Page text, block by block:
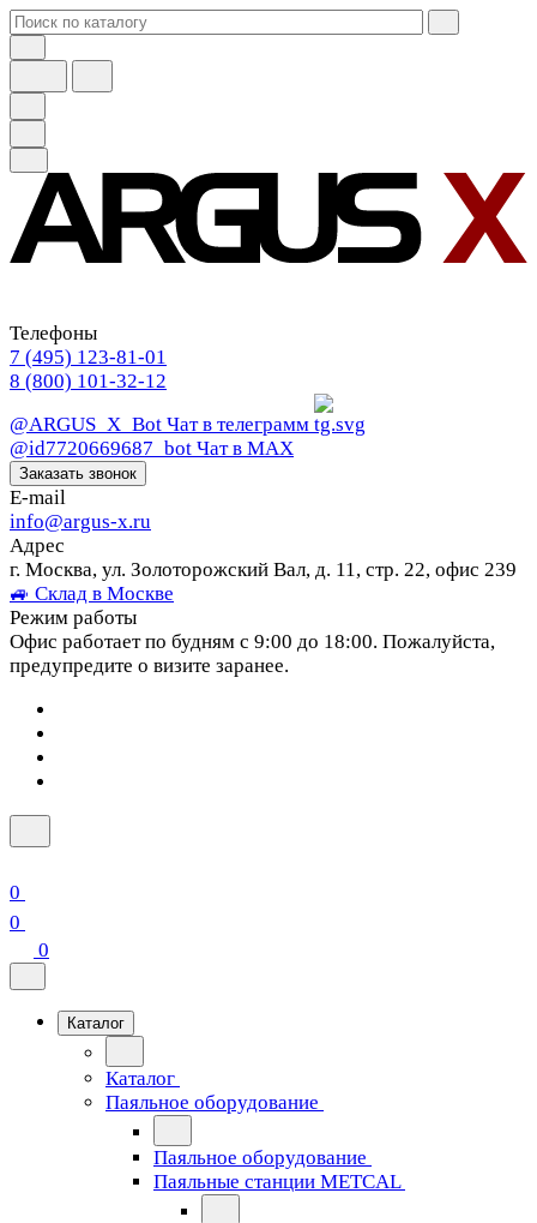
Телефоны
7 (495) 123-81-01
8 (800) 101-32-12
@ARGUS_X_Bot Чат в телеграмм
@id7720669687_bot Чат в МАХ
Заказать звонок
E-mail
info@argus-x.ru
Адрес
г. Москва, ул. Золоторожский Вал, д. 11, стр. 22, офис 239
🚙 Склад в Москве
Режим работы
Офис работает по будням с 9:00 до 18:00. Пожалуйста,
предупредите о визите заранее.
0
0
0
Каталог
Каталог
Паяльное оборудование
Паяльное оборудование
Паяльные станции METCAL